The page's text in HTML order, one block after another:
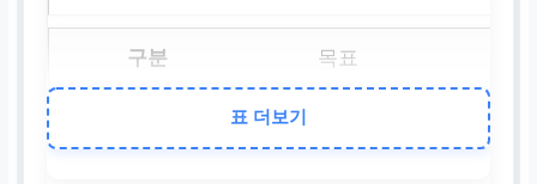
목표
단순 자금 확보를 넘어
복의 발판 마련
표 더보기